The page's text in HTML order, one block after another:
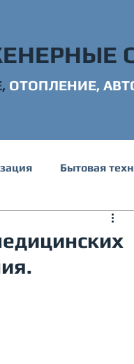
ОТОПЛЕНИЕ,
Бытовая